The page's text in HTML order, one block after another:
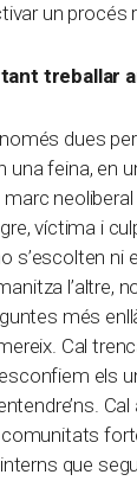
un procés
treballar
dues
una feina, en
marc
víctima i
s’escolten ni
l’altre,
més
Cal
els
que